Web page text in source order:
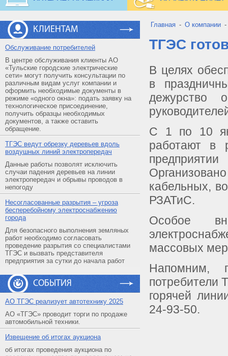
КЛИЕНТАМ
Обслуживание потребителей
В центре обслуживания клиенты АО
«Тульские городские электрические
сети» могут получить консультации по
различным видам услуг компании и
оформить необходимые документы в
режиме «одного окна»: подать заявку на
технологическое присоединение,
получить образцы необходимых
документов, а также оставить
обращение.
ТГЭС ведут обрезку деревьев вдоль
воздушных линий электропередач
Данные работы позволят исключить
случаи падения деревьев на линии
электропередач и обрывы проводов в
непогоду
Несогласованные разрытия – угроза
бесперебойному электроснабжению
города
Для безопасного выполнения земляных
работ необходимо согласовать
проведение разрытия со специалистами
ТГЭС и вызвать представителя
предприятия за сутки до начала работ
СОБЫТИЯ
АO ТГЭС реализует автотехнику 2025
АО «ТГЭС» проводит торги по продаже
автомобильной техники.
Извещение об итогах аукциона
об итогах проведения аукциона по
Главная - О компании -
ТГЭС
В целях
в
дежурство
С 1 по 10
работают в
кабельных,
РЗАТиС.
Особое
массовых
Напомним,
потребители
горячей
24-93-50.